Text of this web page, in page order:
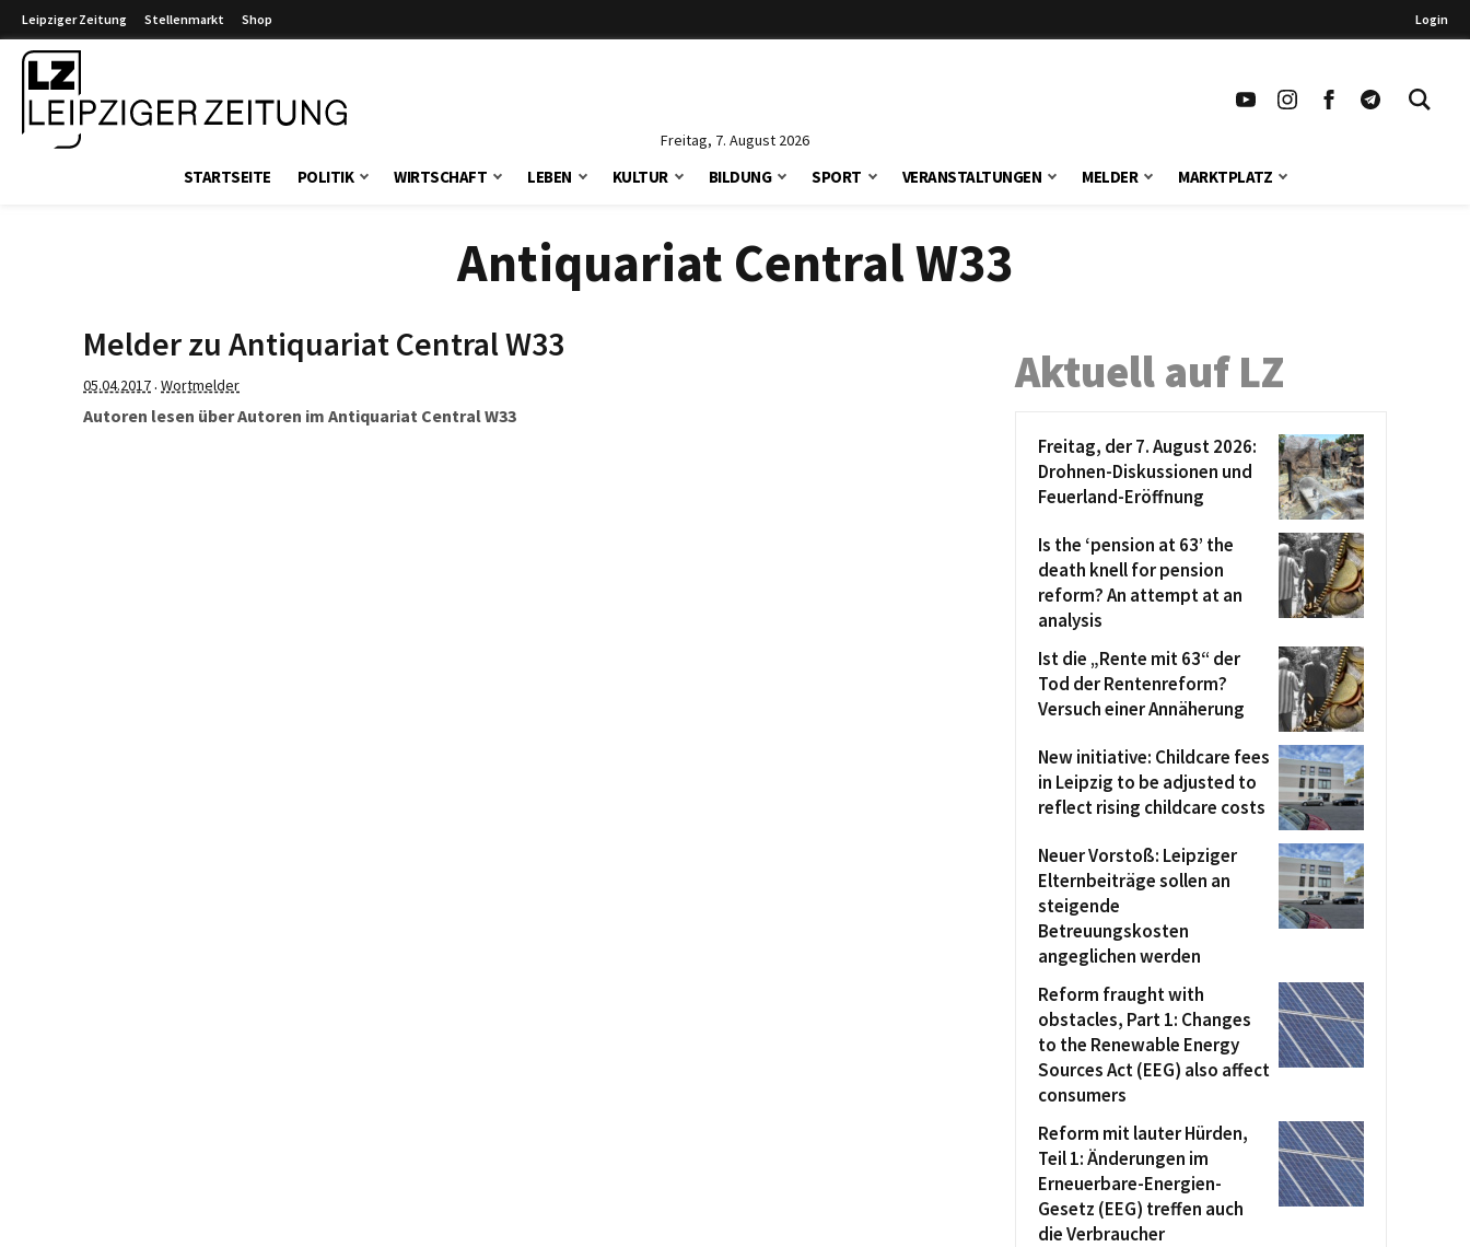
Leipziger Zeitung Stellenmarkt Shop Login
Freitag, 7. August 2026
STARTSEITE POLITIK WIRTSCHAFT LEBEN KULTUR BILDUNG SPORT VERANSTALTUNGEN MELDER MARKTPLATZ
Antiquariat Central W33
Melder zu Antiquariat Central W33
05.04.2017· Wortmelder
Autoren lesen über Autoren im Antiquariat Central W33
Aktuell auf LZ
Freitag, der 7. August 2026:
Drohnen-Diskussionen und
Feuerland-Eröffnung
Is the ‘pension at 63’ the
death knell for pension
reform? An attempt at an
analysis
Ist die „Rente mit 63“ der
Tod der Rentenreform?
Versuch einer Annäherung
New initiative: Childcare fees
in Leipzig to be adjusted to
reflect rising childcare costs
Neuer Vorstoß: Leipziger
Elternbeiträge sollen an
steigende
Betreuungskosten
angeglichen werden
Reform fraught with
obstacles, Part 1: Changes
to the Renewable Energy
Sources Act (EEG) also affect
consumers
Reform mit lauter Hürden,
Teil 1: Änderungen im
Erneuerbare-Energien-
Gesetz (EEG) treffen auch
die Verbraucher